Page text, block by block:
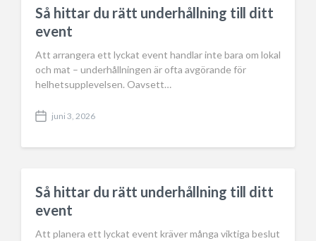
a
t
e
Så hittar du rätt underhållning till ditt
event
Att arrangera ett lyckat event handlar inte bara om lokal
och mat – underhållningen är ofta avgörande för
helhetsupplevelsen. Oavsett…
P
s
a
t
e
juni 3, 2026
Så hittar du rätt underhållning till ditt
event
Att planera ett lyckat event kräver många viktiga beslut